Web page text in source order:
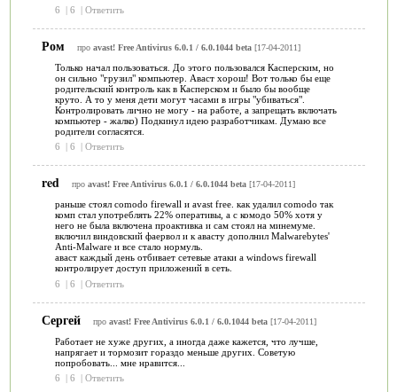
6
| 6 | Ответить
Ром про avast! Free Antivirus 6.0.1 / 6.0.1044 beta[17-04-2011]
Только начал пользоваться. До этого пользовался Касперским, но
он сильно "грузил" компьютер. Аваст хорош! Вот только бы еще
родительский контроль как в Касперском и было бы вообще
круто. А то у меня дети могут часами в игры "убиваться".
Контролировать лично не могу - на работе, а запрещать включать
компьютер - жалко) Подкинул идею разработчикам. Думаю все
родители согласятся.
6
| 6 | Ответить
red про avast! Free Antivirus 6.0.1 / 6.0.1044 beta[17-04-2011]
раньше стоял comodo firewall и avast free. как удалил comodo так
комп стал употреблять 22% оперативы, а с комодо 50% хотя у
него не была включена проактивка и сам стоял на минемуме.
включил виндовский фаервол и к авасту дополнил Malwarebytes'
Anti-Malware и все стало нормуль.
аваст каждый день отбивает сетевые атаки а windows firewall
контролирует доступ приложений в сеть.
6
| 6 | Ответить
Сергей про avast! Free Antivirus 6.0.1 / 6.0.1044 beta[17-04-2011]
Работает не хуже других, а иногда даже кажется, что лучше,
напрягает и тормозит гораздо меньше других. Советую
попробовать... мне нравится...
6
| 6 | Ответить